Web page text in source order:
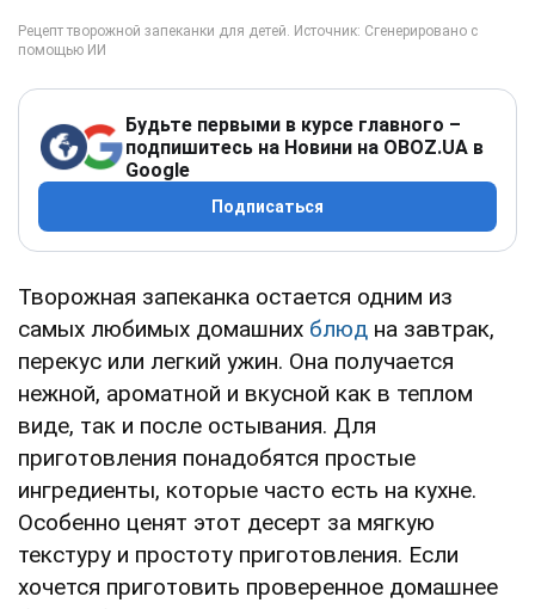
Будьте первыми в курсе главного –
подпишитесь на Новини на OBOZ.UA в
Google
Подписаться
Творожная запеканка остается одним из
самых любимых домашних блюд на завтрак,
перекус или легкий ужин. Она получается
нежной, ароматной и вкусной как в теплом
виде, так и после остывания. Для
приготовления понадобятся простые
ингредиенты, которые часто есть на кухне.
Особенно ценят этот десерт за мягкую
текстуру и простоту приготовления. Если
хочется приготовить проверенное домашнее